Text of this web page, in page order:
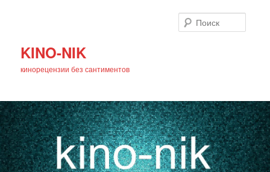
KINO-NIK
кинорецензии без сантиментов